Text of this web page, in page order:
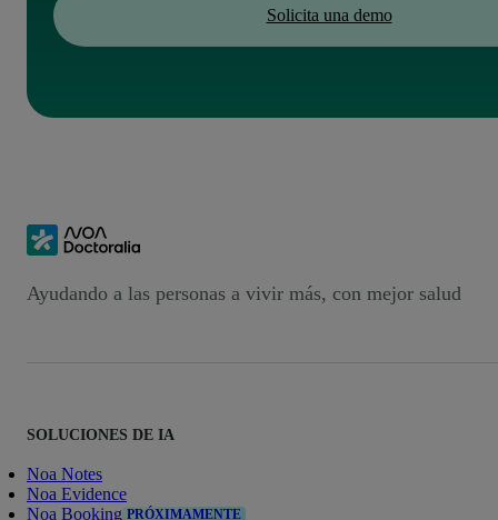
Solicita una demo
Ayudando a las personas a vivir más, con mejor salud
SOLUCIONES DE IA
Noa Notes
Noa Evidence
Noa Booking PRÓXIMAMENTE